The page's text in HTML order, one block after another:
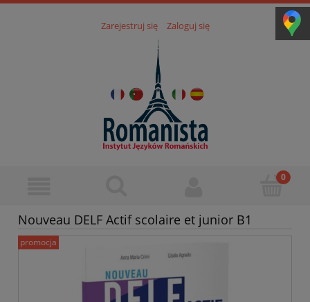
Zarejestruj się Zaloguj się
Nouveau DELF Actif scolaire et junior B1
promocja